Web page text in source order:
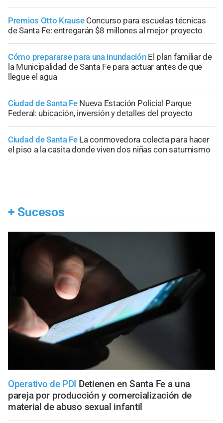
Premios Otto Krause Concurso para escuelas técnicas
de Santa Fe: entregarán $8 millones al mejor proyecto
Cómo prepararse para una inundación El plan familiar de
la Municipalidad de Santa Fe para actuar antes de que
llegue el agua
Ciudad de Santa Fe Nueva Estación Policial Parque
Federal: ubicación, inversión y detalles del proyecto
Ciudad de Santa Fe La conmovedora colecta para hacer
el piso a la casita donde viven dos niñas con saturnismo
+ Sucesos
Operativo de PDI Detienen en Santa Fe a una
pareja por producción y comercialización de
material de abuso sexual infantil